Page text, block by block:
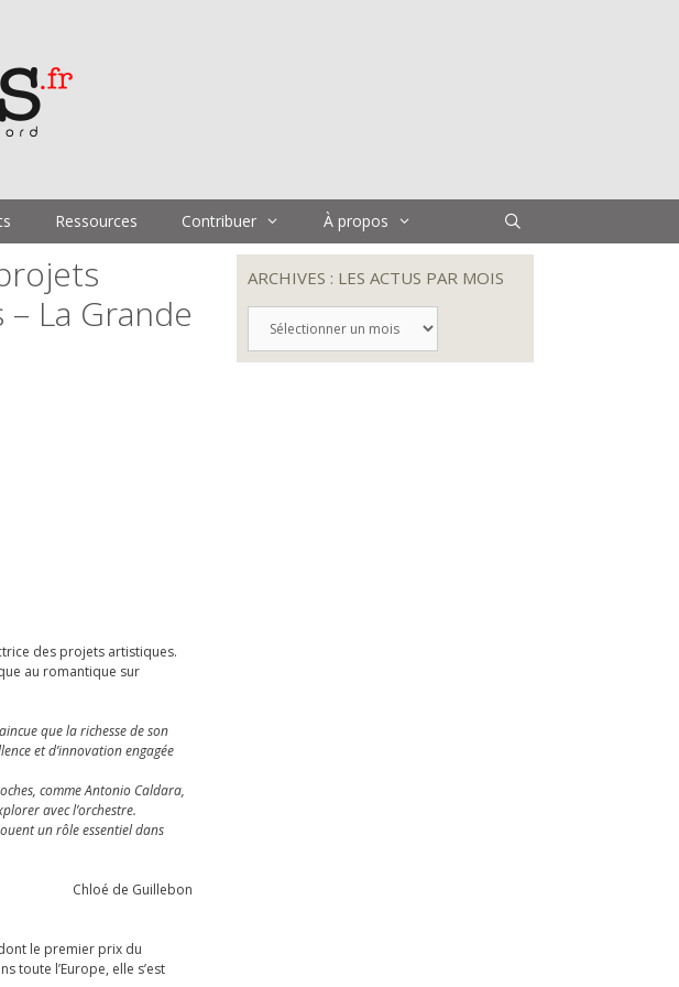
Ressources Contribuer À propos
La Grande
des projets artistiques.
au romantique sur
que la richesse de son
et d’innovation engagée
comme Antonio Caldara,
avec l’orchestre.
un rôle essentiel dans
Chloé de Guillebon
le premier prix du
toute l’Europe, elle s’est
ARCHIVES : LES ACTUS PAR MOIS
LES